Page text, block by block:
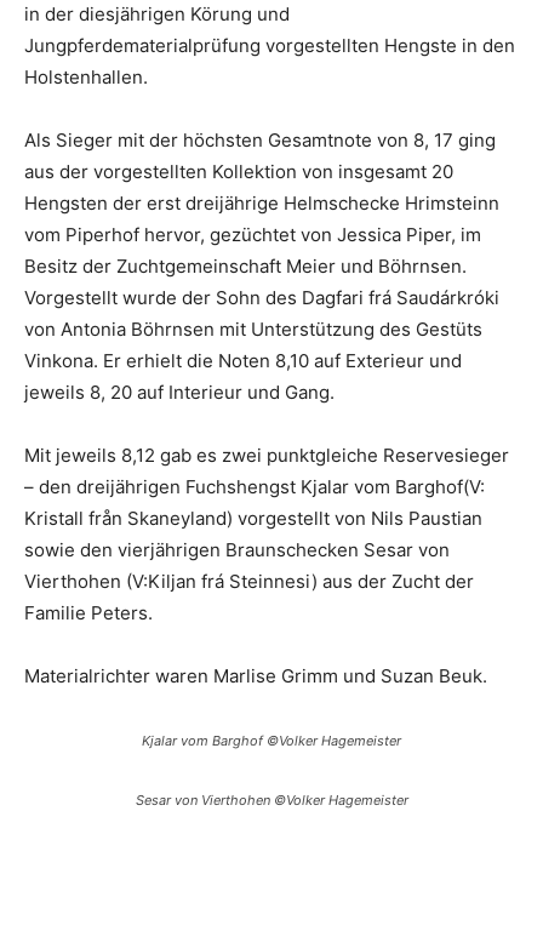
in der diesjährigen Körung und
Jungpferdematerialprüfung vorgestellten Hengste in den
Holstenhallen.
Als Sieger mit der höchsten Gesamtnote von 8, 17 ging
aus der vorgestellten Kollektion von insgesamt 20
Hengsten der erst dreijährige Helmschecke Hrimsteinn
vom Piperhof hervor, gezüchtet von Jessica Piper, im
Besitz der Zuchtgemeinschaft Meier und Böhrnsen.
Vorgestellt wurde der Sohn des Dagfari frá Saudárkróki
von Antonia Böhrnsen mit Unterstützung des Gestüts
Vinkona. Er erhielt die Noten 8,10 auf Exterieur und
jeweils 8, 20 auf Interieur und Gang.
Mit jeweils 8,12 gab es zwei punktgleiche Reservesieger
– den dreijährigen Fuchshengst Kjalar vom Barghof(V:
Kristall från Skaneyland) vorgestellt von Nils Paustian
sowie den vierjährigen Braunschecken Sesar von
Vierthohen (V:Kiljan frá Steinnesi) aus der Zucht der
Familie Peters.
Materialrichter waren Marlise Grimm und Suzan Beuk.
Kjalar vom Barghof ©Volker Hagemeister
Sesar von Vierthohen ©Volker Hagemeister